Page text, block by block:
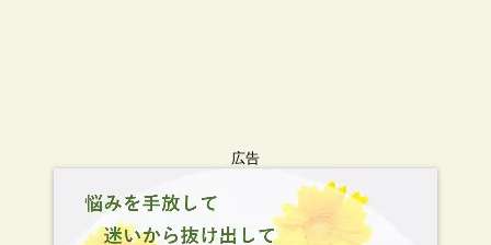
広告